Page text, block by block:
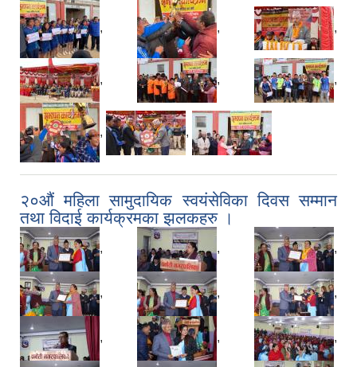
, , ,
, , ,
, ,
२०औं महिला सामुदायिक स्वयंसेविका दिवस सम्मान
तथा विदाई कार्यक्रमका झलकहरु ।
, , ,
, , ,
, , ,